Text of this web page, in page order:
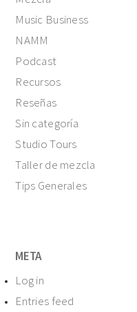
Music Business
NAMM
Podcast
Recursos
Reseñas
Sin categoría
Studio Tours
Taller de mezcla
Tips Generales
META
Log in
Entries feed